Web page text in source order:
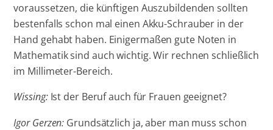
voraussetzen, die künftigen Auszubildenden sollten
bestenfalls schon mal einen Akku-Schrauber in der
Hand gehabt haben. Einigermaßen gute Noten in
Mathematik sind auch wichtig. Wir rechnen schließlich
im Millimeter-Bereich.
Wissing: Ist der Beruf auch für Frauen geeignet?
Igor Gerzen: Grundsätzlich ja, aber man muss schon